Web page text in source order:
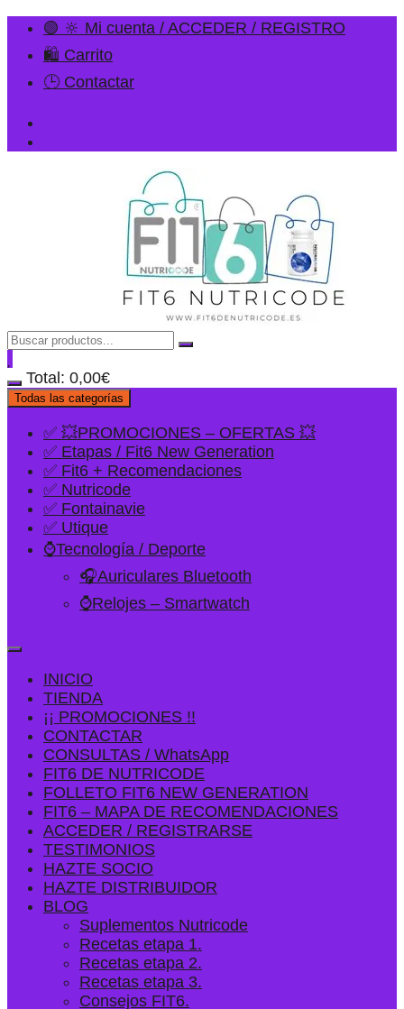
🟢 🔆 Mi cuenta / ACCEDER / REGISTRO
🛍️ Carrito
🕒 Contactar
Total: 0,00€
Todas las categorías
✅ 💥PROMOCIONES – OFERTAS 💥
✅ Etapas / Fit6 New Generation
✅ Fit6 + Recomendaciones
✅ Nutricode
✅ Fontainavie
✅ Utique
⌚Tecnología / Deporte
🎧Auriculares Bluetooth
⌚Relojes – Smartwatch
INICIO
TIENDA
¡¡ PROMOCIONES !!
CONTACTAR
CONSULTAS / WhatsApp
FIT6 DE NUTRICODE
FOLLETO FIT6 NEW GENERATION
FIT6 – MAPA DE RECOMENDACIONES
ACCEDER / REGISTRARSE
TESTIMONIOS
HAZTE SOCIO
HAZTE DISTRIBUIDOR
BLOG
Suplementos Nutricode
Recetas etapa 1.
Recetas etapa 2.
Recetas etapa 3.
Consejos FIT6.